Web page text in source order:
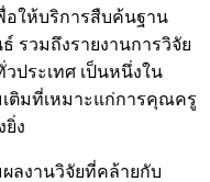
อให้บริการสืบค้นฐาน
รวมถึงรายงานการวิจัย
ประเทศ เป็นหนึ่งใน
ติมที่เหมาะแก่การคุณครู
ยิ่ง
ลงานวิจัยที่คล้ายกับ